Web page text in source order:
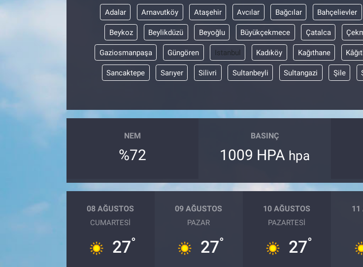
Adalar Arnavutköy Ataşehir Avcılar Bağcılar Bahçelievler
Beykoz Beylikdüzü Beyoğlu Büyükçekmece Çatalca
Gaziosmanpaşa Güngören Istanbul Kadıköy Kağıthane
Sancaktepe Sarıyer Silivri Sultanbeyli Sultangazi Şile
NEM
%72
BASINÇ
1009 HPA hpa
08 AĞUSTOS
CUMARTESI
27°
09 AĞUSTOS
PAZAR
27°
10 AĞUSTOS
PAZARTESI
27°
11